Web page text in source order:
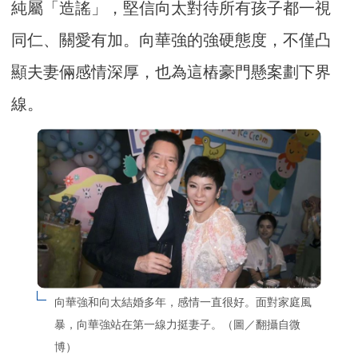
純屬「造謠」，堅信向太對待所有孩子都一視
同仁、關愛有加。向華強的強硬態度，不僅凸
顯夫妻倆感情深厚，也為這樁豪門懸案劃下界
線。
向華強和向太結婚多年，感情一直很好。面對家庭風
暴，向華強站在第一線力挺妻子。（圖／翻攝自微
博）